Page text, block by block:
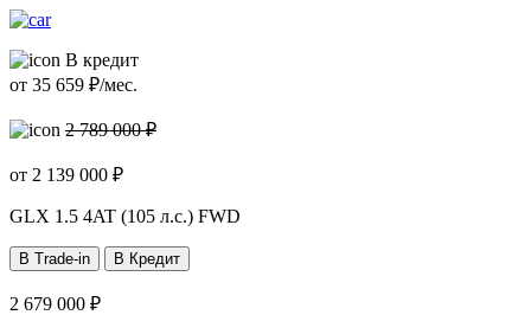
В кредит
от 35 659 ₽/мес.
2 789 000 ₽
от 2 139 000 ₽
GLX 1.5 4AT (105 л.с.) FWD
В Trade-in В Кредит
2 679 000 ₽